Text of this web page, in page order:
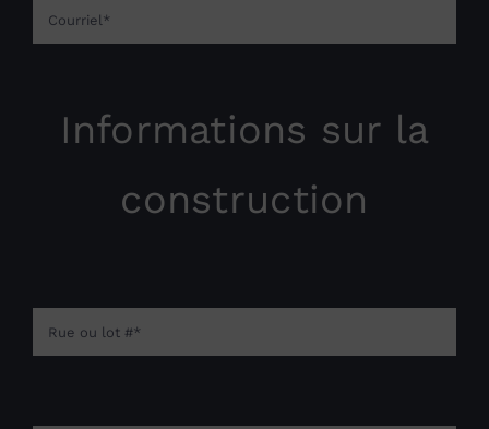
Informations sur la
construction